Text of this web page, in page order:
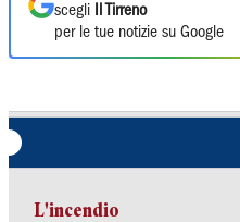
scegli
Il Tirreno
per le tue notizie su Google
L'incendio